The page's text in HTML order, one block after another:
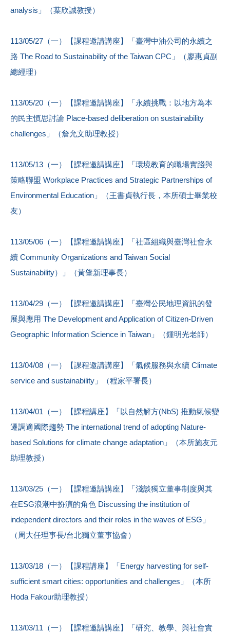
analysis」（葉欣誠教授）
113/05/27（一）【課程邀請講座】「臺灣中油公司的永續之
路 The Road to Sustainability of the Taiwan CPC」（廖惠貞副
總經理）
113/05/20（一）【課程邀請講座】「永續挑戰：以地方為本
的民主慎思討論 Place-based deliberation on sustainability
challenges」（詹允文助理教授）
113/05/13（一）【課程邀請講座】「環境教育的職場實踐與
策略聯盟 Workplace Practices and Strategic Partnerships of
Environmental Education」（王書貞執行長，本所碩士畢業校
友）
113/05/06（一）【課程邀請講座】「社區組織與臺灣社會永
續 Community Organizations and Taiwan Social
Sustainability）」（黃肇新理事長）
113/04/29（一）【課程邀請講座】「臺灣公民地理資訊的發
展與應用 The Development and Application of Citizen-Driven
Geographic Information Science in Taiwan」（鍾明光老師）
113/04/08（一）【課程邀請講座】「氣候服務與永續 Climate
service and sustainability」（程家平署長）
113/04/01（一）【課程講座】「以自然解方(NbS) 推動氣候變
遷調適國際趨勢 The international trend of adopting Nature-
based Solutions for climate change adaptation」（本所施友元
助理教授）
113/03/25（一）【課程邀請講座】「淺談獨立董事制度與其
在ESG浪潮中扮演的角色 Discussing the institution of
independent directors and their roles in the waves of ESG」
（周大任理事長/台北獨立董事協會）
113/03/18（一）【課程講座】「Energy harvesting for self-
sufficient smart cities: opportunities and challenges」（本所
Hoda Fakour助理教授）
113/03/11（一）【課程邀請講座】「研究、教學、與社會實